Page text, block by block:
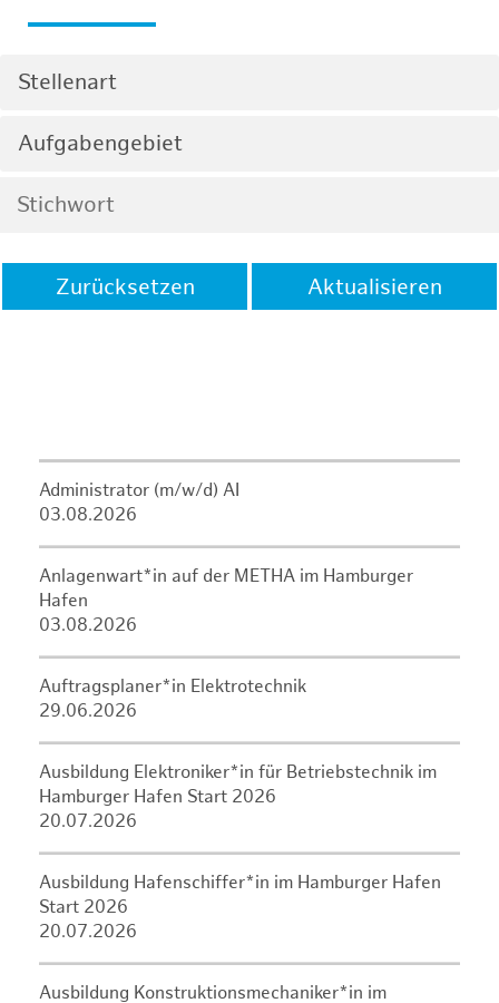
Stellenart
Aufgabengebiet
Zurücksetzen Aktualisieren
Administrator (m/w/d) AI
03.08.2026
Anlagenwart*in auf der METHA im Hamburger
Hafen
03.08.2026
Auftragsplaner*in Elektrotechnik
29.06.2026
Ausbildung Elektroniker*in für Betriebstechnik im
Hamburger Hafen Start 2026
20.07.2026
Ausbildung Hafenschiffer*in im Hamburger Hafen
Start 2026
20.07.2026
Ausbildung Konstruktionsmechaniker*in im